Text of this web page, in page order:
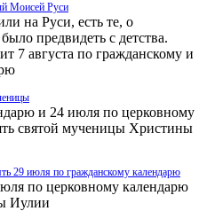
Моисей Руси
на Руси, есть те, о
предвидеть с детства.
7 августа по гражданскому и
и 24 июля по церковному
святой мученицы Христины
29 июля по гражданскому календарю
по церковному календарю
Иулии